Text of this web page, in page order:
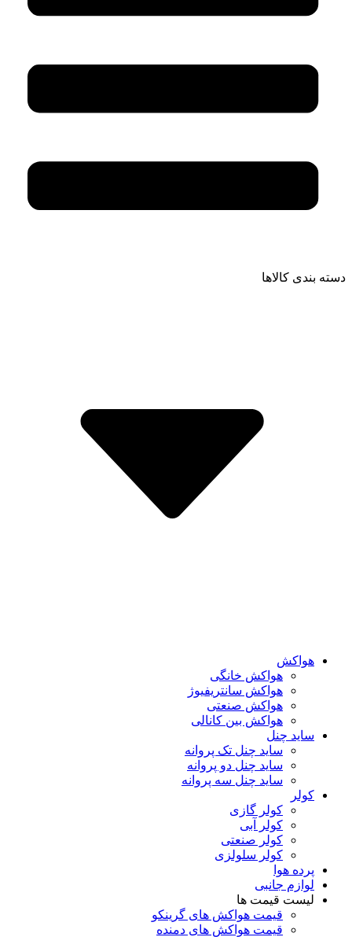
دسته بندی کالاها
هواکش
هواکش خانگی
هواکش سانتریفیوژ
هواکش صنعتی
هواکش بین کانالی
ساید چنل
ساید چنل تک پروانه
ساید چنل دو پروانه
ساید چنل سه پروانه
کولر
کولر گازی
کولر آبی
کولر صنعتی
کولر سلولزی
پرده هوا
لوازم جانبی
لیست قیمت ها
قیمت هواکش های گرینکو
قیمت هواکش های دمنده